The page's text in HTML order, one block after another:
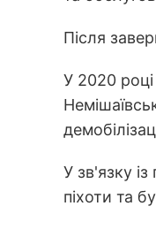
Після
У 2020
У зв'язку
піхоти та